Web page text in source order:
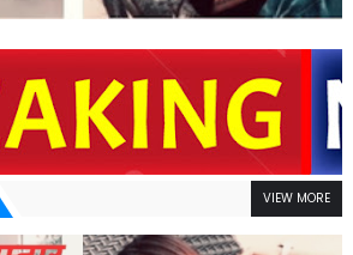
VIEW MORE